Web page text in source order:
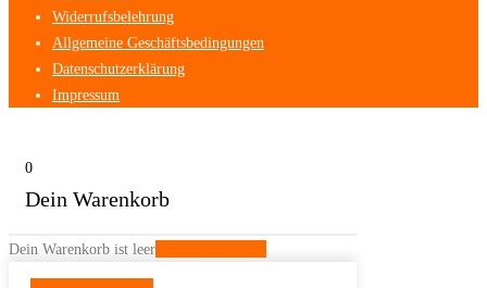
Widerrufsbelehrung
Allgemeine Geschäftsbedingungen
Datenschutzerklärung
Impressum
0
Dein Warenkorb
Dein Warenkorb ist leer